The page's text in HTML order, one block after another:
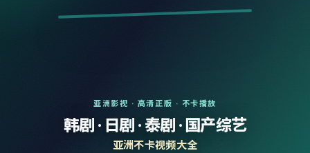
亚洲影视 · 高清正版 · 不卡播放
韩剧 · 日剧 · 泰剧 · 国产综艺
亚洲不卡视频大全